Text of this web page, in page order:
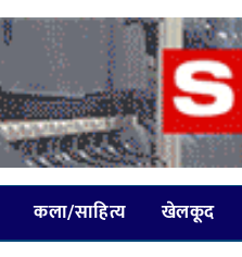
कला/साहित्य खेलकूद